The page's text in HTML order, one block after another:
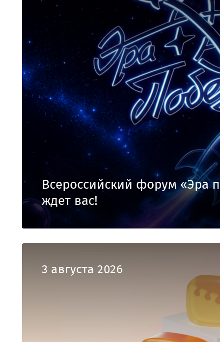
Всероссийский форум «Эра
ждет вас!
3 августа 2026